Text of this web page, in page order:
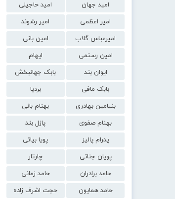
امید جهان
امید حاجیلی
امیر اعظمی
امیر رشوند
امیرعباس گلاب
امین بانی
امین رستمی
ایهام
ایوان بند
بابک جهانبخش
بابک مافی
بردیا
بنیامین بهادری
بهنام بانی
بهنام صفوی
پازل بند
پدرام پالیز
پویا بیاتی
پویان جناتی
چارتار
حامد برادران
حامد زمانی
حامد همایون
حجت اشرف زاده